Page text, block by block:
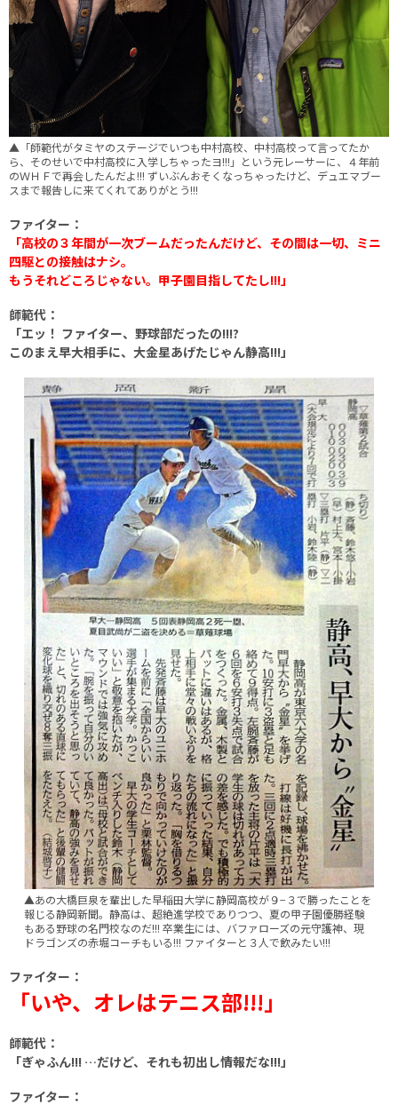
▲「師範代がタミヤのステージでいつも中村高校、中村高校って言ってたか
ら、そのせいで中村高校に入学しちゃったヨ!!!」という元レーサーに、４年前
のＷＨＦで再会したんだよ!!! ずいぶんおそくなっちゃったけど、デュエマブー
スまで報告しに来てくれてありがとう!!!
ファイター：
「高校の３年間が一次ブームだったんだけど、 その間は一切、ミニ
四駆との接触はナシ。
もうそれどころじゃない。甲子園目指してたし!!!」
師範代：
「エッ！ ファイター、野球部だったの!!!?
このまえ早大相手に、大金星あげたじゃん静高!!!」
▲あの大橋巨泉を輩出した早稲田大学に静岡高校が９−３で勝ったことを
報じる静岡新聞。静高は、超絶進学校でありつつ、夏の甲子園優勝経験
もある野球の名門校なのだ!!! 卒業生には、バファローズの元守護神、現
ドラゴンズの赤堀コーチもいる!!! ファイターと３人で飲みたい!!!
ファイター：
「いや、オレはテニス部!!!」
師範代：
「ぎゃふん!!! …だけど、それも初出し情報だな!!!」
ファイター：